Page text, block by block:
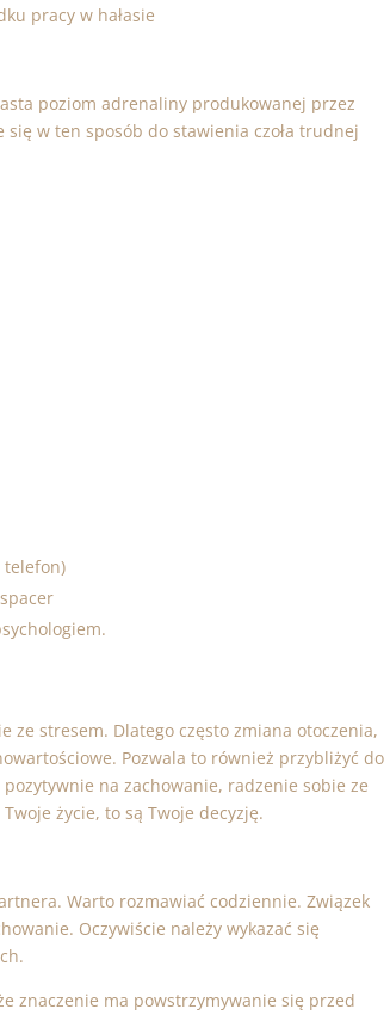
pracy w hałasie
poziom adrenaliny produkowanej przez
w ten sposób do stawienia czoła trudnej
telefon)
ze stresem. Dlatego często zmiana otoczenia,
Pozwala to również przybliżyć do
na zachowanie, radzenie sobie ze
życie, to są Twoje decyzję.
Warto rozmawiać codziennie. Związek
Oczywiście należy wykazać się
znaczenie ma powstrzymywanie się przed